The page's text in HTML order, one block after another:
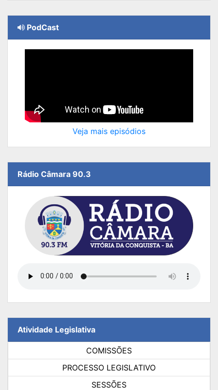
PodCast
Veja mais episódios
Rádio Câmara 90.3
Atividade Legislativa
COMISSÕES
PROCESSO LEGISLATIVO
SESSÕES